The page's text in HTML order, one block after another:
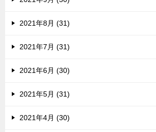
2021年8月 (31)
2021年7月 (31)
2021年6月 (30)
2021年5月 (31)
2021年4月 (30)